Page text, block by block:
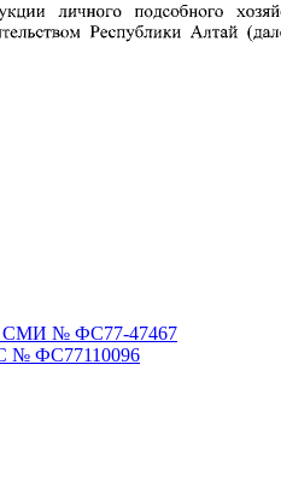
СМИ № ФС77-47467
№ ФС77110096